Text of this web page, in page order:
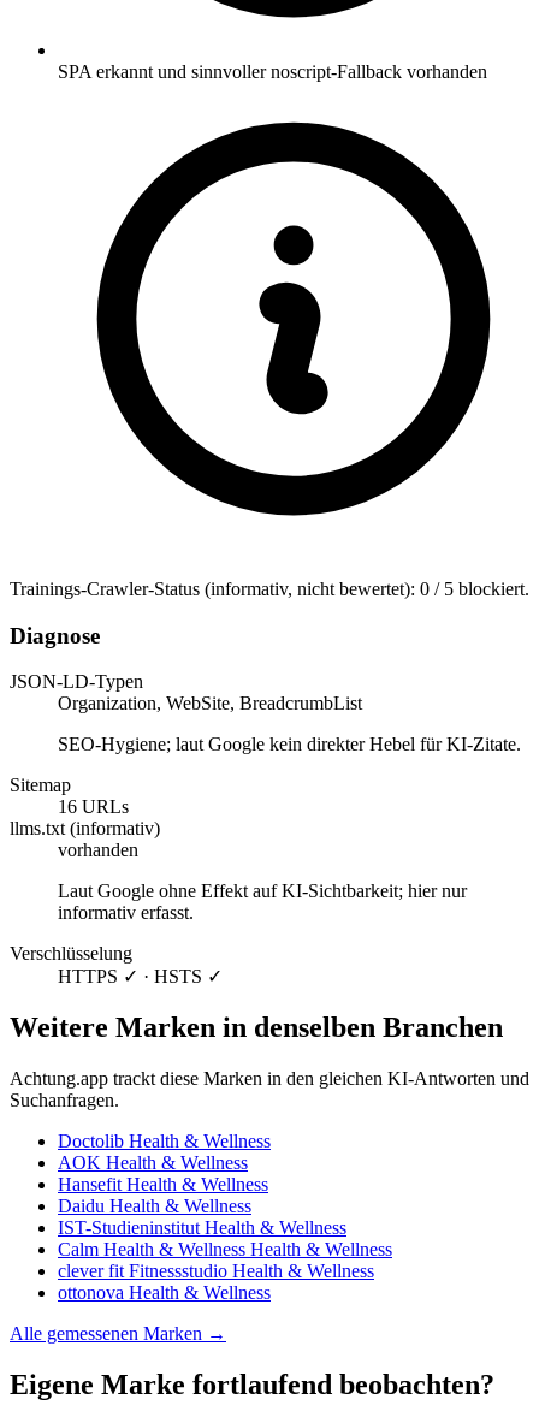
SPA erkannt und sinnvoller noscript-Fallback vorhanden
Trainings-Crawler-Status (informativ, nicht bewertet): 0 / 5 blockiert.
Diagnose
JSON-LD-Typen
Organization, WebSite, BreadcrumbList
SEO-Hygiene; laut Google kein direkter Hebel für KI-Zitate.
Sitemap
16 URLs
llms.txt (informativ)
vorhanden
Laut Google ohne Effekt auf KI-Sichtbarkeit; hier nur
informativ erfasst.
Verschlüsselung
HTTPS ✓ · HSTS ✓
Weitere Marken in denselben Branchen
Achtung.app trackt diese Marken in den gleichen KI-Antworten und
Suchanfragen.
Doctolib Health & Wellness
AOK Health & Wellness
Hansefit Health & Wellness
Daidu Health & Wellness
IST-Studieninstitut Health & Wellness
Calm Health & Wellness Health & Wellness
clever fit Fitnessstudio Health & Wellness
ottonova Health & Wellness
Alle gemessenen Marken →
Eigene Marke fortlaufend beobachten?